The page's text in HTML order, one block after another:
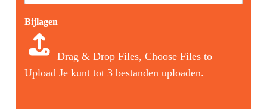
Bijlagen
Drag & Drop Files,Choose Files to
Upload Je kunt tot 3 bestanden uploaden.